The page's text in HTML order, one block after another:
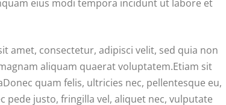
eius modi tempora incidunt ut labore et
amet, consectetur, adipisci velit, sed quia non
aliquam quaerat voluptatem.Etiam sit
quam felis, ultricies nec, pellentesque eu,
pede justo, fringilla vel, aliquet nec, vulputate